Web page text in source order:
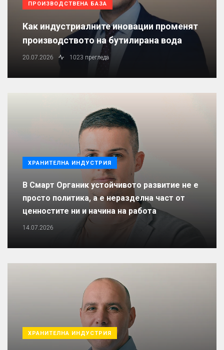
ПРОИЗВОДСТВЕНА БАЗА
Как индустриалните иновации променят
производството на бутилирана вода
20.07.2026 1023 прегледа
ХРАНИТЕЛНА ИНДУСТРИЯ
В Смарт Органик устойчивото развитие не е
просто политика, а е неразделна част от
ценностите ни и начина на работа
14.07.2026
ХРАНИТЕЛНА ИНДУСТРИЯ